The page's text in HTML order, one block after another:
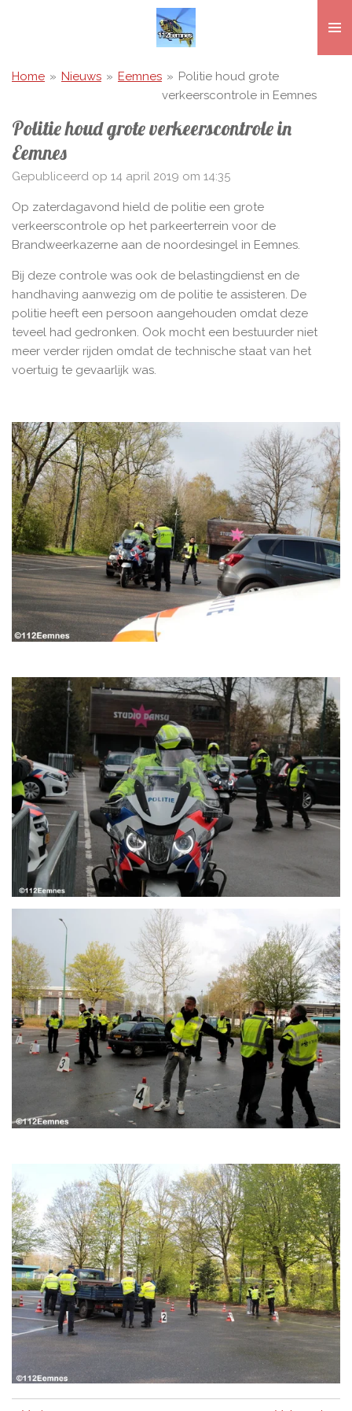
de
Home » Nieuws » Eemnes » Politie houd grote
verkeerscontrole in Eemnes
Politie houd grote verkeerscontrole in
Eemnes
Gepubliceerd op 14 april 2019 om 14:35
Op zaterdagavond hield de politie een grote
verkeerscontrole op het parkeerterrein voor de
Brandweerkazerne aan de noordesingel in Eemnes.
Bij deze controle was ook de belastingdienst en de
handhaving aanwezig om de politie te assisteren. De
politie heeft een persoon aangehouden omdat deze
teveel had gedronken. Ook mocht een bestuurder niet
meer verder rijden omdat de technische staat van het
voertuig te gevaarlijk was.